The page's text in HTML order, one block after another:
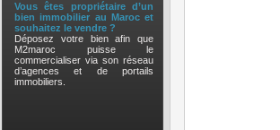
Vous êtes propriétaire d’un
bien immobilier au Maroc et
souhaitez le vendre ?
Déposez votre bien afin que
M2maroc puisse le
commercialiser via son réseau
d’agences et de portails
immobiliers.